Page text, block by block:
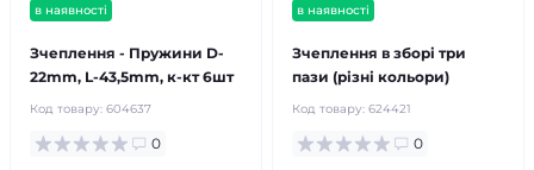
в наявності
Зчеплення - Пружини D-
22mm, L-43,5mm, к-кт 6шт
Код товару: 604637
0
в наявності
Зчеплення в зборі три
пази (різні кольори)
Код товару: 624421
0